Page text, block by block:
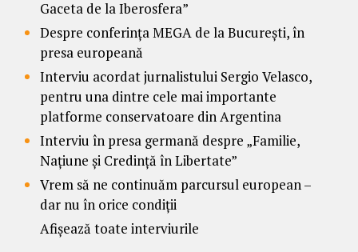
Gaceta de la Iberosfera”
Despre conferința MEGA de la București, în
presa europeană
Interviu acordat jurnalistului Sergio Velasco,
pentru una dintre cele mai importante
platforme conservatoare din Argentina
Interviu în presa germană despre „Familie,
Națiune și Credință în Libertate”
Vrem să ne continuăm parcursul european –
dar nu în orice condiții
Afișează toate interviurile